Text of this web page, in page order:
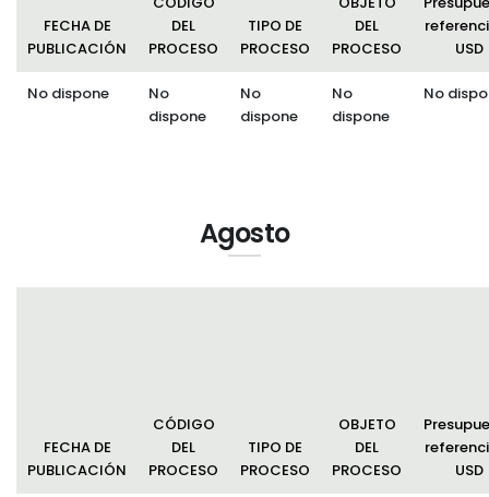
FECHA DE
PUBLICACIÓN
DEL
PROCESO
TIPO DE
PROCESO
DEL
PROCESO
USD
No dispone
No
dispone
No
dispone
No
dispone
No
Agosto
FECHA DE
PUBLICACIÓN
CÓDIGO
DEL
PROCESO
TIPO DE
PROCESO
OBJETO
DEL
PROCESO
USD